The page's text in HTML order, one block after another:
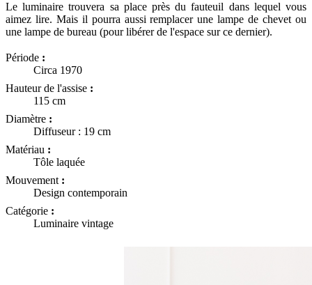
Le luminaire trouvera sa place près du fauteuil dans lequel vous
aimez lire. Mais il pourra aussi remplacer une lampe de chevet ou
une lampe de bureau (pour libérer de l'espace sur ce dernier).
Période :
Circa 1970
Hauteur de l'assise :
115 cm
Diamètre :
Diffuseur : 19 cm
Matériau :
Tôle laquée
Mouvement :
Design contemporain
Catégorie :
Luminaire vintage